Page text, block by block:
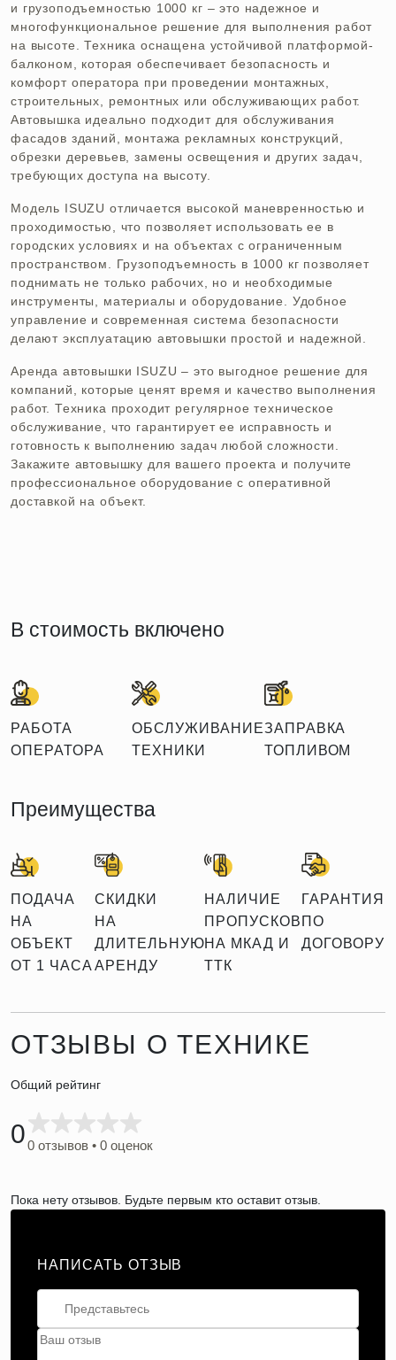
и грузоподъемностью 1000 кг – это надежное и
многофункциональное решение для выполнения работ
на высоте. Техника оснащена устойчивой платформой-
балконом, которая обеспечивает безопасность и
комфорт оператора при проведении монтажных,
строительных, ремонтных или обслуживающих работ.
Автовышка идеально подходит для обслуживания
фасадов зданий, монтажа рекламных конструкций,
обрезки деревьев, замены освещения и других задач,
требующих доступа на высоту.
Модель ISUZU отличается высокой маневренностью и
проходимостью, что позволяет использовать ее в
городских условиях и на объектах с ограниченным
пространством. Грузоподъемность в 1000 кг позволяет
поднимать не только рабочих, но и необходимые
инструменты, материалы и оборудование. Удобное
управление и современная система безопасности
делают эксплуатацию автовышки простой и надежной.
Аренда автовышки ISUZU – это выгодное решение для
компаний, которые ценят время и качество выполнения
работ. Техника проходит регулярное техническое
обслуживание, что гарантирует ее исправность и
готовность к выполнению задач любой сложности.
Закажите автовышку для вашего проекта и получите
профессиональное оборудование с оперативной
доставкой на объект.
В стоимость включено
РАБОТА
ОПЕРАТОРА
ОБСЛУЖИВАНИЕ
ТЕХНИКИ
ЗАПРАВКА
ТОПЛИВОМ
Преимущества
ПОДАЧА
НА
ОБЪЕКТ
ОТ 1 ЧАСА
СКИДКИ
НА
ДЛИТЕЛЬНУЮ
АРЕНДУ
НАЛИЧИЕ
ПРОПУСКОВ
НА МКАД И
ТТК
ГАРАНТИЯ
ПО
ДОГОВОРУ
ОТЗЫВЫ О ТЕХНИКЕ
Общий рейтинг
00 отзывов • 0 оценок
Пока нету отзывов. Будьте первым кто оставит отзыв.
НАПИСАТЬ ОТЗЫВ